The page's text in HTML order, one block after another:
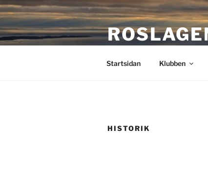
Hoppa
till
innehåll
Startsidan Klubben
HISTORIK